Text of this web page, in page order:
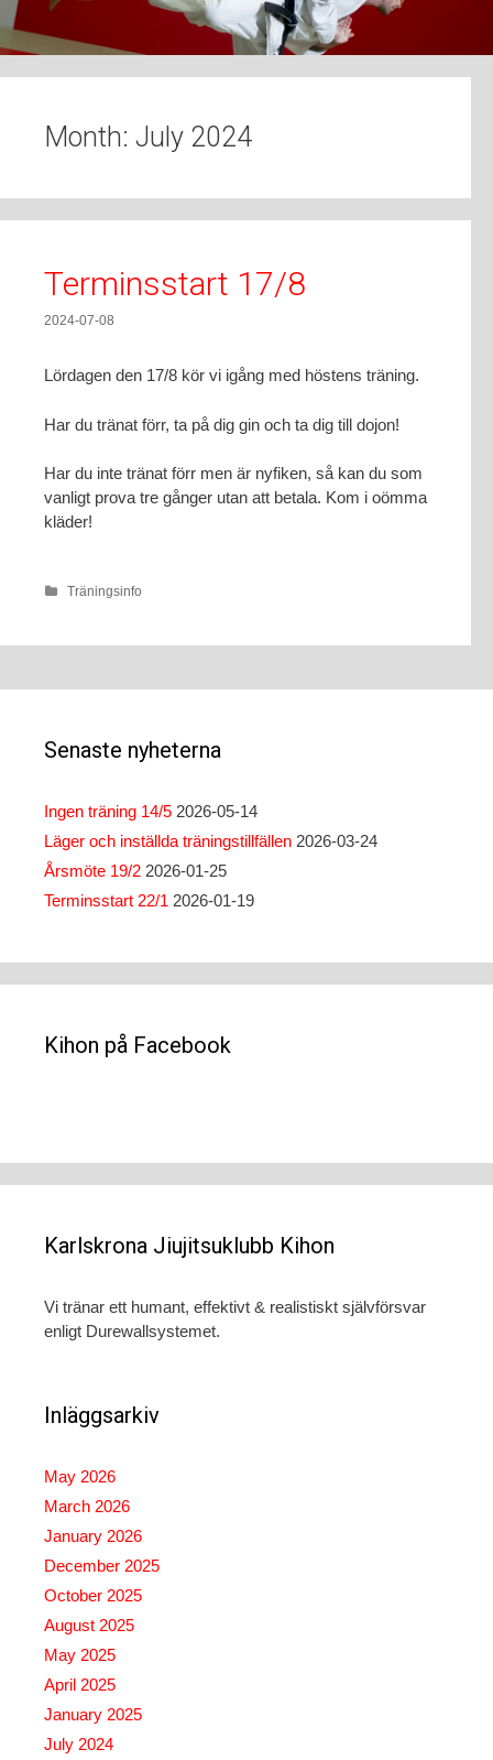
Month: July 2024
Terminsstart 17/8
2024-07-08
Lördagen den 17/8 kör vi igång med höstens träning.
Har du tränat förr, ta på dig gin och ta dig till dojon!
Har du inte tränat förr men är nyfiken, så kan du som
vanligt prova tre gånger utan att betala. Kom i oömma
kläder!
Träningsinfo
Senaste nyheterna
Ingen träning 14/5 2026-05-14
Läger och inställda träningstillfällen 2026-03-24
Årsmöte 19/2 2026-01-25
Terminsstart 22/1 2026-01-19
Kihon på Facebook
Karlskrona Jiujitsuklubb Kihon
Vi tränar ett humant, effektivt & realistiskt självförsvar
enligt Durewallsystemet.
Inläggsarkiv
May 2026
March 2026
January 2026
December 2025
October 2025
August 2025
May 2025
April 2025
January 2025
July 2024